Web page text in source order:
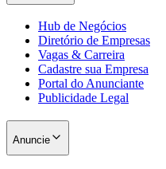
Hub de Negócios
Diretório de Empresas
Vagas & Carreira
Cadastre sua Empresa
Portal do Anunciante
Publicidade Legal
Anuncie